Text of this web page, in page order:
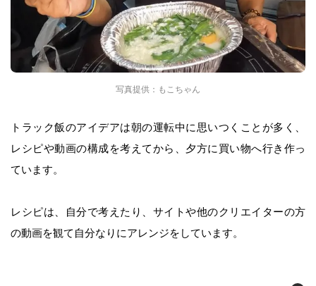
写真提供：もこちゃん
トラック飯のアイデアは朝の運転中に思いつくことが多く、
レシピや動画の構成を考えてから、夕方に買い物へ行き作っ
ています。
レシピは、自分で考えたり、サイトや他のクリエイターの方
の動画を観て自分なりにアレンジをしています。